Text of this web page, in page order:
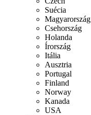
Suécia
Magyarország
Csehország
Holanda
Írország
Itália
Ausztria
Portugal
Finland
Norway
Kanada
USA